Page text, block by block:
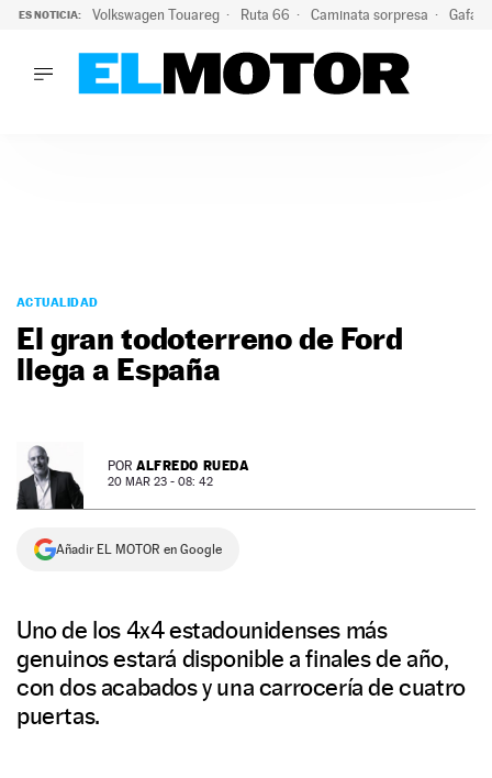
ES NOTICIA: Volkswagen Touareg Ruta 66 Caminata sorpresa Gafas
PODCAST
MOTOS
TECNOLOGÍA
SUPERCOCHES
PREMIOS
SERVICIOS
ACTUALIDAD
El gran todoterreno de Ford
llega a España
POR ALFREDO RUEDA
20 MAR 23 - 08: 42
Añadir EL MOTOR en Google
Uno de los 4x4 estadounidenses más
genuinos estará disponible a finales de año,
con dos acabados y una carrocería de cuatro
puertas.